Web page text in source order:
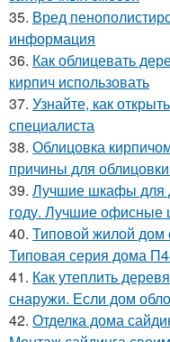
35. Вред
информация
36. Как облицевать
кирпич использовать
37. Узнайте, как
специалиста
38. Облицовка
причины для
39. Лучшие шкафы для
году. Лучшие
40. Типовой жилой дом
Типовая серия дома
41. Как утеплить
снаружи. Если дом
42. Отделка дома